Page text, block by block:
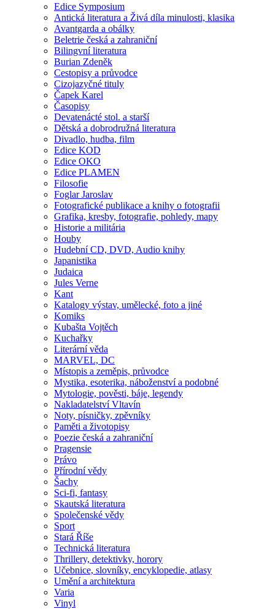
Edice Symposium
Antická literatura a Živá díla minulosti, klasika
Avantgarda a obálky
Beletrie česká a zahraniční
Bilingvní literatura
Burian Zdeněk
Cestopisy a průvodce
Cizojazyčné tituly
Čapek Karel
Časopisy
Devatenácté stol. a starší
Dětská a dobrodružná literatura
Divadlo, hudba, film
Edice KOD
Edice OKO
Edice PLAMEN
Filosofie
Foglar Jaroslav
Fotografické publikace a knihy o fotografii
Grafika, kresby, fotografie, pohledy, mapy
Historie a militária
Houby
Hudební CD, DVD, Audio knihy
Japanistika
Judaica
Jules Verne
Kant
Katalogy výstav, umělecké, foto a jiné
Komiks
Kubašta Vojtěch
Kuchařky
Literární věda
MARVEL, DC
Místopis a zeměpis, průvodce
Mystika, esoterika, náboženství a podobné
Mytologie, pověsti, báje, legendy
Nakladatelství Vltavín
Noty, písničky, zpěvníky
Paměti a životopisy
Poezie česká a zahraniční
Pragensie
Právo
Přírodní vědy
Šachy
Sci-fi, fantasy
Skautská literatura
Společenské vědy
Sport
Stará Říše
Technická literatura
Thrillery, detektivky, horory
Učebnice, slovníky, encyklopedie, atlasy
Umění a architektura
Varia
Vinyl